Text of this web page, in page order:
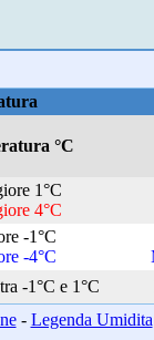
°C
1°C
4°C
-1°C
-4°C
-1°C e 1°C
- Legenda Umidita